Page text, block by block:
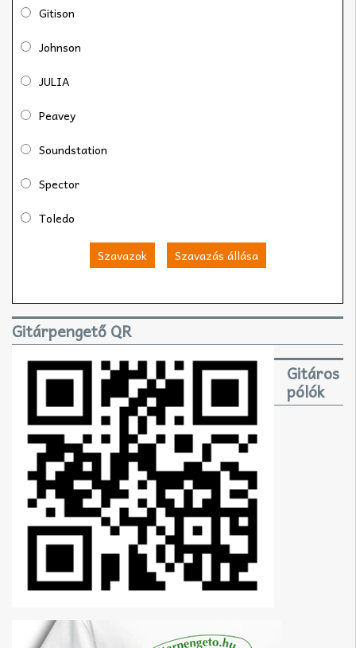
Gitison
Johnson
JULIA
Peavey
Soundstation
Spector
Toledo
Szavazok Szavazás állása
Gitárpengető QR
Gitáros
pólók